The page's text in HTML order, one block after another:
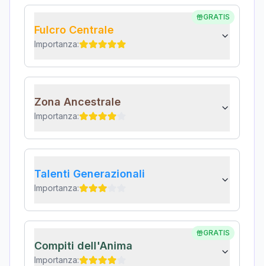
GRATIS
Fulcro Centrale
Importanza:
Zona Ancestrale
Importanza:
Talenti Generazionali
Importanza:
GRATIS
Compiti dell'Anima
Importanza: